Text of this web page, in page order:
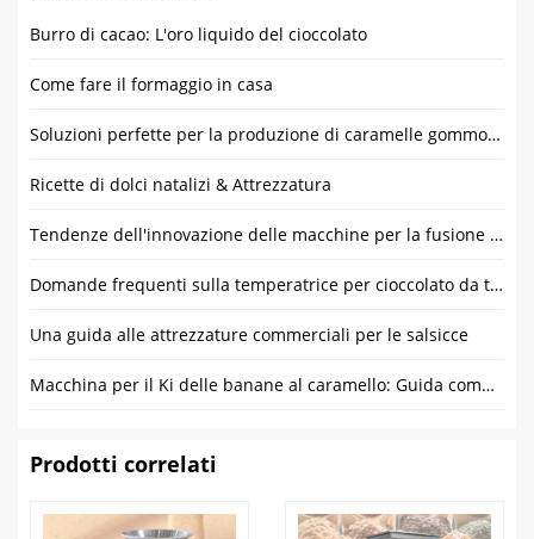
Burro di cacao: L'oro liquido del cioccolato
Come fare il formaggio in casa
Soluzioni perfette per la produzione di caramelle gommose: Soluzioni su misura per startup e grandi produttori
Ricette di dolci natalizi & Attrezzatura
Tendenze dell'innovazione delle macchine per la fusione del cioccolato 2024
Domande frequenti sulla temperatrice per cioccolato da tavolo
Una guida alle attrezzature commerciali per le salsicce
Macchina per il Ki delle banane al caramello: Guida completa alle domande frequenti di Gondor Machinery
Prodotti correlati